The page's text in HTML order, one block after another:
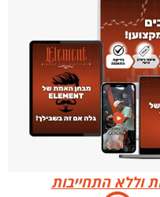
וללא התחייבות